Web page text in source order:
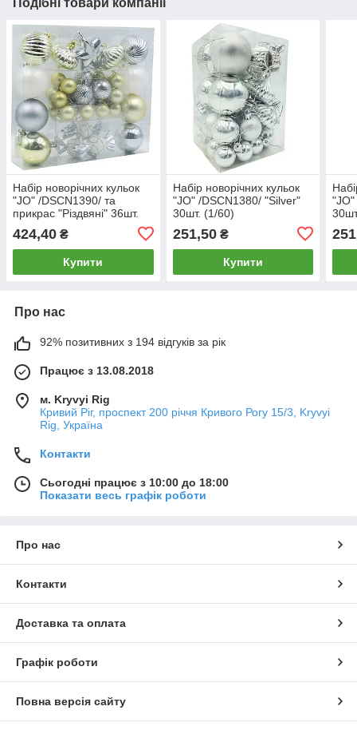
Подібні товари компанії
Набір новорічних кульок
"JO" /DSCN1390/ та
прикрас "Різдвяні" 36шт.
424,40 ₴
Купити
Набір новорічних кульок
"JO" /DSCN1380/ "Silver"
30шт. (1/60)
251,50₴
Купити
Про нас
92% позитивних з 194 відгуків за рік
Працює з 13.08.2018
м. Kryvyi Rig
Кривий Ріг, проспект 200 річчя Кривого Рогу 15/3, Kryvyi
Rig, Україна
Контакти
Сьогодні працює з 10:00 до 18:00
Показати весь графік роботи
Про нас
Контакти
Доставка та оплата
Графік роботи
Повна версія сайту